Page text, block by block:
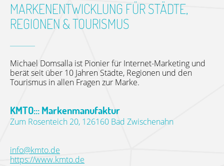
MARKENENTWICKLUNG FÜR STÄDTE,
REGIONEN & TOURISMUS
Michael Domsalla ist Pionier für Internet-Marketing und
berät seit über 10 Jahren Städte, Regionen und den
Tourismus in allen Fragen zur Marke.
KMTO::: Markenmanufaktur
Zum Rosenteich 20, 126160 Bad Zwischenahn
info@kmto.de
https://www.kmto.de